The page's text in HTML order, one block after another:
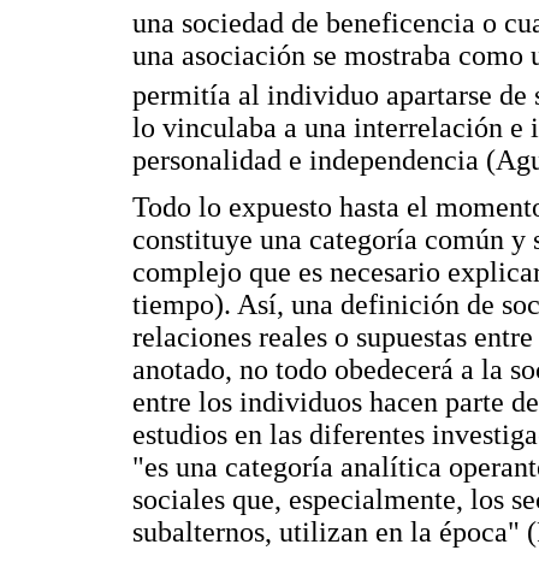
una sociedad de beneficencia o
una asociación se mostraba
permitía al individuo apartarse
lo vinculaba a una interrelación
personalidad e independencia
Todo lo expuesto hasta el
constituye una categoría común
complejo que es necesario
tiempo). Así, una definición de
relaciones reales o supuestas
anotado, no todo obedecerá a la
entre los individuos hacen parte
estudios en las diferentes
"es una categoría analítica
sociales que, especialmente, los
subalternos, utilizan en la época"